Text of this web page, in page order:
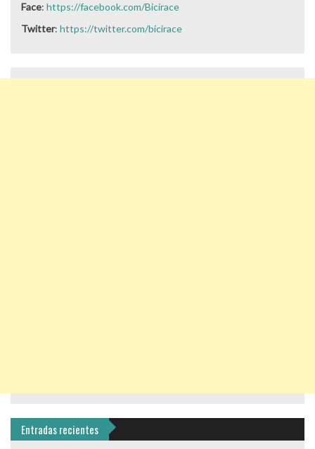
Face: https://facebook.com/Bicirace
Twitter: https://twitter.com/bicirace
Entradas recientes